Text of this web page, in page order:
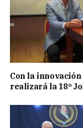
Con la
realizará la 18º